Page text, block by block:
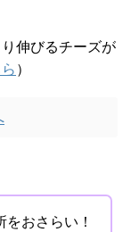
伸びるチーズが
）
おさらい！